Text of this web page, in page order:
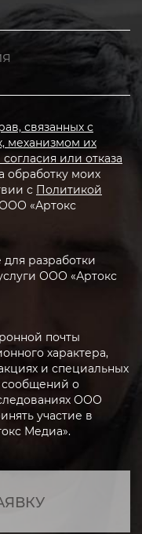
связанных с
механизмом их
или отказа
обработку моих
с Политикой
«Артокс
разработки
ООО «Артокс
почты
характера,
и специальных
о
ООО
участие в
Медиа».